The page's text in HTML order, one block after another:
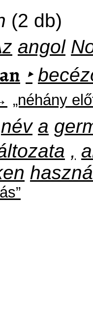
(2 db)
angol
‣
„néhány
név a
,